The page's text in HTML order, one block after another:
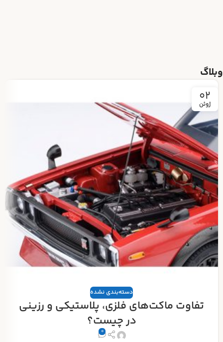
وبلاگ
02
ژوئن
دسته‌بندی نشده
تفاوت ماکت‌های فلزی، پلاستیکی و رزینی
در چیست؟
0